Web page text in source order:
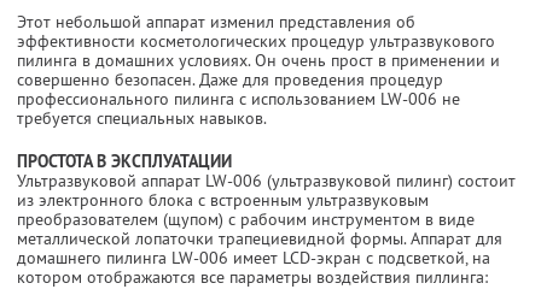
Этот небольшой аппарат изменил представления об
эффективности косметологических процедур ультразвукового
пилинга в домашних условиях. Он очень прост в применении и
совершенно безопасен. Даже для проведения процедур
профессионального пилинга с использованием LW-006 не
требуется специальных навыков.
ПРОСТОТА В ЭКСПЛУАТАЦИИ
Ультразвуковой аппарат LW-006 (ультразвуковой пилинг) состоит
из электронного блока с встроенным ультразвуковым
преобразователем (щупом) с рабочим инструментом в виде
металлической лопаточки трапециевидной формы. Аппарат для
домашнего пилинга LW-006 имеет LCD-экран с подсветкой, на
котором отображаются все параметры воздействия пиллинга: